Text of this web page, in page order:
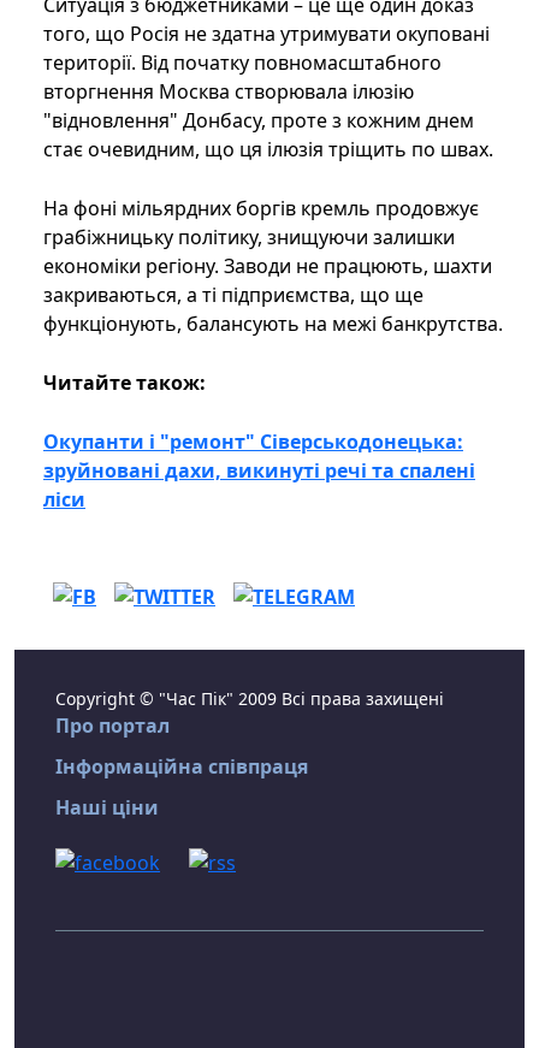
того, що Росія не здатна утримувати окуповані
території. Від початку повномасштабного
вторгнення Москва створювала ілюзію
"відновлення" Донбасу, проте з кожним днем
стає очевидним, що ця ілюзія тріщить по швах.
На фоні мільярдних боргів кремль продовжує
грабіжницьку політику, знищуючи залишки
економіки регіону. Заводи не працюють, шахти
закриваються, а ті підприємства, що ще
функціонують, балансують на межі банкрутства.
Читайте також:
Окупанти і "ремонт" Сіверськодонецька:
зруйновані дахи, викинуті речі та спалені
ліси
Copyright © "Час Пік" 2009 Всі права захищені
Про портал
Інформаційна співпраця
Наші ціни